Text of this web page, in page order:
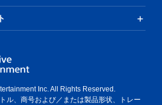
Inc. All Rights Reserved.
ル、商号および／または製品形状、トレー